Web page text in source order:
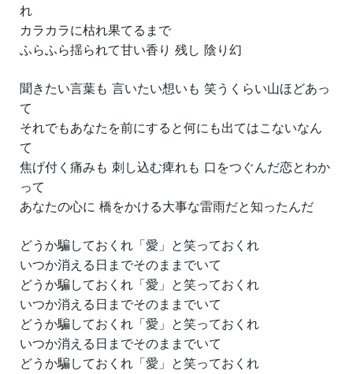
れ
カラカラに枯れ果てるまで
ふらふら揺られて甘い香り 残し 陰り幻
聞きたい言葉も 言いたい想いも 笑うくらい山ほどあっ
て
それでもあなたを前にすると何にも出てはこないなん
て
焦げ付く痛みも 刺し込む痺れも 口をつぐんだ恋とわか
って
あなたの心に 橋をかける大事な雷雨だと知ったんだ
どうか騙しておくれ「愛」と笑っておくれ
いつか消える日までそのままでいて
どうか騙しておくれ「愛」と笑っておくれ
いつか消える日までそのままでいて
どうか騙しておくれ「愛」と笑っておくれ
いつか消える日までそのままでいて
どうか騙しておくれ「愛」と笑っておくれ